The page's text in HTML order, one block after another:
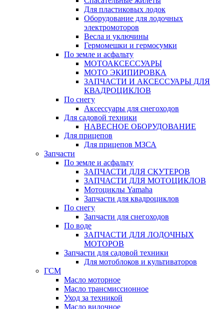
Для пластиковых лодок
Оборудование для лодочных
электромоторов
Весла и уключины
Гермомешки и гермосумки
По земле и асфальту
МОТОАКСЕССУАРЫ
МОТО ЭКИПИРОВКА
ЗАПЧАСТИ И АКСЕССУАРЫ ДЛЯ
КВАДРОЦИКЛОВ
По снегу
Аксессуары для снегоходов
Для садовой техники
НАВЕСНОЕ ОБОРУДОВАНИЕ
Для прицепов
Для прицепов МЗСА
Запчасти
По земле и асфальту
ЗАПЧАСТИ ДЛЯ СКУТЕРОВ
ЗАПЧАСТИ ДЛЯ МОТОЦИКЛОВ
Мотоциклы Yamaha
Запчасти для квадроциклов
По снегу
Запчасти для снегоходов
По воде
ЗАПЧАСТИ ДЛЯ ЛОДОЧНЫХ
МОТОРОВ
Запчасти для садовой техники
Для мотоблоков и культиваторов
ГСМ
Масло моторное
Масло трансмиссионное
Уход за техникой
Масло вилочное